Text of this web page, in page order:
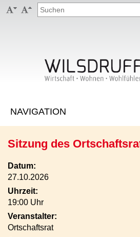
 
Sitzung des
Datum:
27.10.2026
Uhrzeit:
19:00 Uhr
Veranstalter:
Ortschaftsrat